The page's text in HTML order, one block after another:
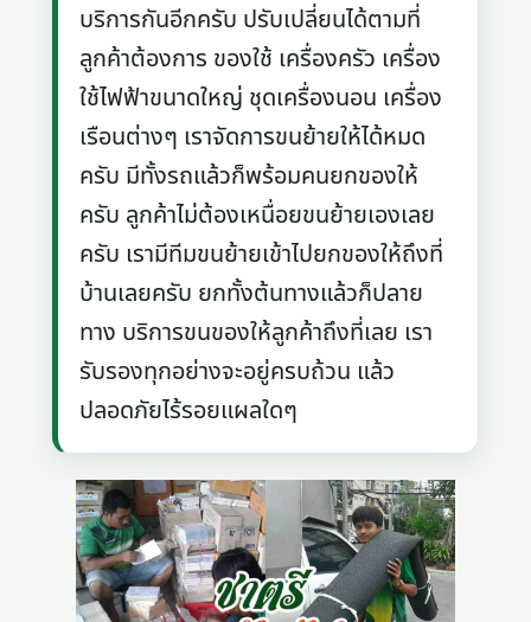
บริการกันอีกครับ ปรับเปลี่ยนได้ตามที่
ลูกค้าต้องการ ของใช้ เครื่องครัว เครื่อง
ใช้ไฟฟ้าขนาดใหญ่ ชุดเครื่องนอน เครื่อง
เรือนต่างๆ เราจัดการขนย้ายให้ได้หมด
ครับ มีทั้งรถแล้วก็พร้อมคนยกของให้
ครับ ลูกค้าไม่ต้องเหนื่อยขนย้ายเองเลย
ครับ เรามีทีมขนย้ายเข้าไปยกของให้ถึงที่
บ้านเลยครับ ยกทั้งต้นทางแล้วก็ปลาย
ทาง บริการขนของให้ลูกค้าถึงที่เลย เรา
รับรองทุกอย่างจะอยู่ครบถ้วน แล้ว
ปลอดภัยไร้รอยแผลใดๆ